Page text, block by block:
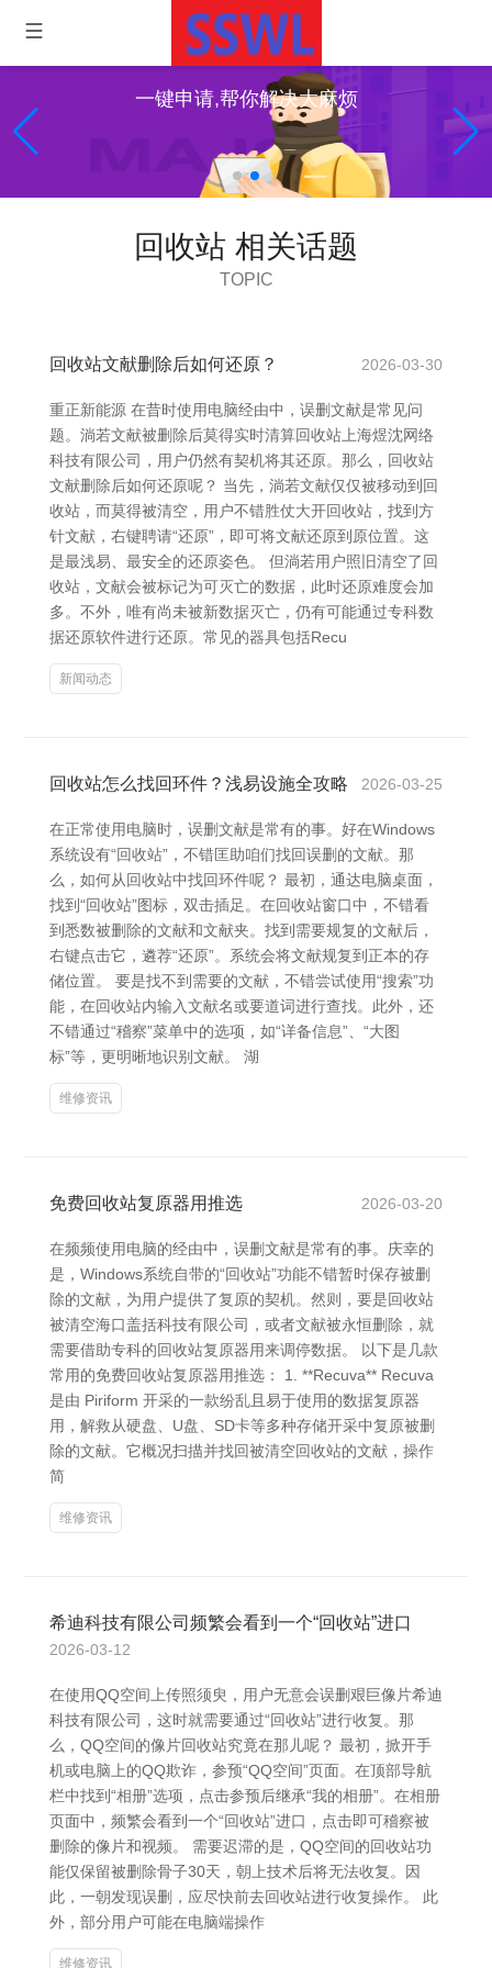
一键申请,帮你解决大麻烦
回收站 相关话题
TOPIC
回收站文献删除后如何还原？ 2026-03-30
重正新能源 在昔时使用电脑经由中，误删文献是常见问
题。淌若文献被删除后莫得实时清算回收站上海煜沈网络
科技有限公司，用户仍然有契机将其还原。那么，回收站
文献删除后如何还原呢？ 当先，淌若文献仅仅被移动到回
收站，而莫得被清空，用户不错胜仗大开回收站，找到方
针文献，右键聘请“还原”，即可将文献还原到原位置。这
是最浅易、最安全的还原姿色。 但淌若用户照旧清空了回
收站，文献会被标记为可灭亡的数据，此时还原难度会加
多。不外，唯有尚未被新数据灭亡，仍有可能通过专科数
据还原软件进行还原。常见的器具包括Recu
新闻动态
回收站怎么找回环件？浅易设施全攻略 2026-03-25
在正常使用电脑时，误删文献是常有的事。好在Windows
系统设有“回收站”，不错匡助咱们找回误删的文献。那
么，如何从回收站中找回环件呢？ 最初，通达电脑桌面，
找到“回收站”图标，双击插足。在回收站窗口中，不错看
到悉数被删除的文献和文献夹。找到需要规复的文献后，
右键点击它，遴荐“还原”。系统会将文献规复到正本的存
储位置。 要是找不到需要的文献，不错尝试使用“搜索”功
能，在回收站内输入文献名或要道词进行查找。此外，还
不错通过“稽察”菜单中的选项，如“详备信息”、“大图
标”等，更明晰地识别文献。 湖
维修资讯
免费回收站复原器用推选 2026-03-20
在频频使用电脑的经由中，误删文献是常有的事。庆幸的
是，Windows系统自带的“回收站”功能不错暂时保存被删
除的文献，为用户提供了复原的契机。然则，要是回收站
被清空海口盖括科技有限公司，或者文献被永恒删除，就
需要借助专科的回收站复原器用来调停数据。 以下是几款
常用的免费回收站复原器用推选： 1. **Recuva** Recuva
是由 Piriform 开采的一款纷乱且易于使用的数据复原器
用，解救从硬盘、U盘、SD卡等多种存储开采中复原被删
除的文献。它概况扫描并找回被清空回收站的文献，操作
简
维修资讯
希迪科技有限公司频繁会看到一个“回收站”进口
2026-03-12
在使用QQ空间上传照须臾，用户无意会误删艰巨像片希迪
科技有限公司，这时就需要通过“回收站”进行收复。那
么，QQ空间的像片回收站究竟在那儿呢？ 最初，掀开手
机或电脑上的QQ欺诈，参预“QQ空间”页面。在顶部导航
栏中找到“相册”选项，点击参预后继承“我的相册”。在相册
页面中，频繁会看到一个“回收站”进口，点击即可稽察被
删除的像片和视频。 需要迟滞的是，QQ空间的回收站功
能仅保留被删除骨子30天，朝上技术后将无法收复。因
此，一朝发现误删，应尽快前去回收站进行收复操作。 此
外，部分用户可能在电脑端操作
维修资讯